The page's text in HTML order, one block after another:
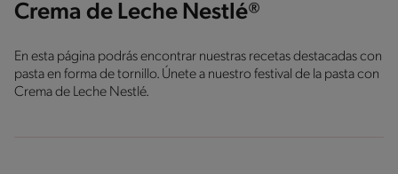
Crema de Leche Nestlé®
En esta página podrás encontrar nuestras recetas destacadas con
pasta en forma de tornillo. Únete a nuestro festival de la pasta con
Crema de Leche Nestlé.